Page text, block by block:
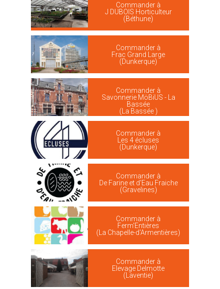
Commander à
J DUBOIS Horticulteur
(Béthune)
Commander à
Frac Grand Large
(Dunkerque)
Commander à
Savonnerie MöBiUS - La
Bassée
(La Bassée )
Commander à
Les 4 écluses
(Dunkerque)
Commander à
De Farine et d'Eau Fraiche
(Gravelines)
Commander à
Ferm'Entières
(La Chapelle-d'Armentières)
Commander à
Elevage Delmotte
(Laventie)